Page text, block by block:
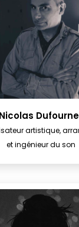
Nicolas
artistique,
et ingénieur du son